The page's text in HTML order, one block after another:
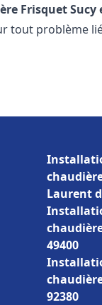
FrisquetSucy
tout problème
Laurent
49400
92380